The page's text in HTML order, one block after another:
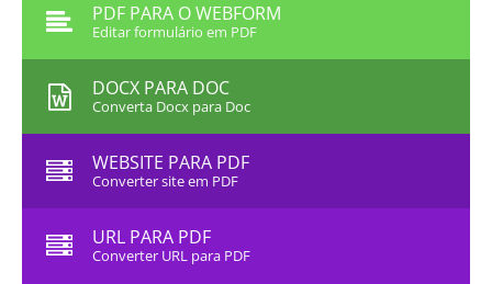
PDF PARA O WEBFORM
Editar formulário em PDF
DOCX PARA DOC
Converta Docx para Doc
WEBSITE PARA PDF
Converter site em PDF
URL PARA PDF
Converter URL para PDF